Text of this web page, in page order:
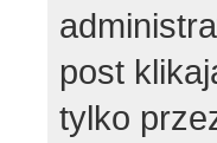
post
tylko